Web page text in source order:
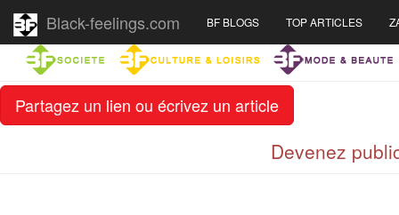
Partagez un lien ou écrivez un article
Black-feelings.com BF BLOGS TOP ARTICLES
Devenez